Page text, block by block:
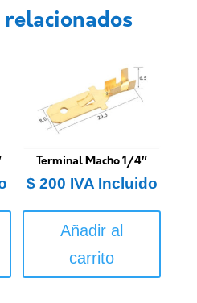
relacionados
Terminal Macho 1/4″
$200 IVA Incluido
Añadir al
carrito